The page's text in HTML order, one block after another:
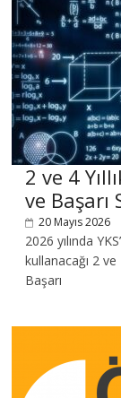
2 ve 4
ve Başarı
20 Mayıs 2026
2026 yılında
kullanacağı 2
Başarı